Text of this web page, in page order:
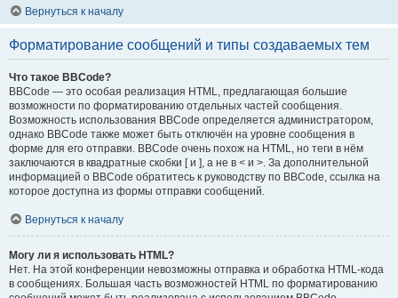
Вернуться к началу
Форматирование сообщений и типы создаваемых тем
Что такое BBCode?
BBCode — это особая реализация HTML, предлагающая большие
возможности по форматированию отдельных частей сообщения.
Возможность использования BBCode определяется администратором,
однако BBCode также может быть отключён на уровне сообщения в
форме для его отправки. BBCode очень похож на HTML, но теги в нём
заключаются в квадратные скобки [ и ], а не в < и >. За дополнительной
информацией о BBCode обратитесь к руководству по BBCode, ссылка на
которое доступна из формы отправки сообщений.
Вернуться к началу
Могу ли я использовать HTML?
Нет. На этой конференции невозможны отправка и обработка HTML-кода
в сообщениях. Большая часть возможностей HTML по форматированию